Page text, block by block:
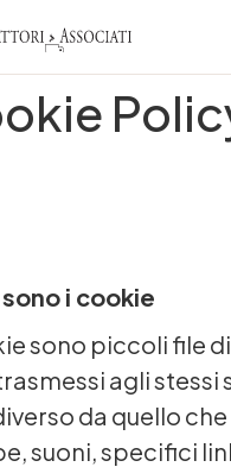
i cookie
sono piccoli file
agli stessi
da quello
suoni, specifici